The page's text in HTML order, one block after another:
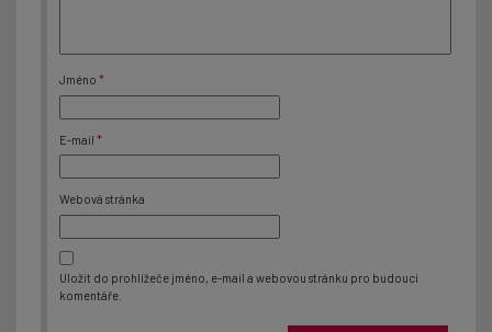
Jméno *
E-mail *
Webová stránka
Uložit do prohlížeče jméno, e-mail a webovou stránku pro budoucí
komentáře.